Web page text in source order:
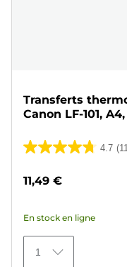
Transferts
Canon LF-101,
4.7
4.7
5
11
avis
11,49 €
En stock en ligne
1